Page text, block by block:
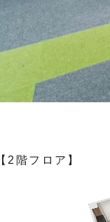
【2階フロア】